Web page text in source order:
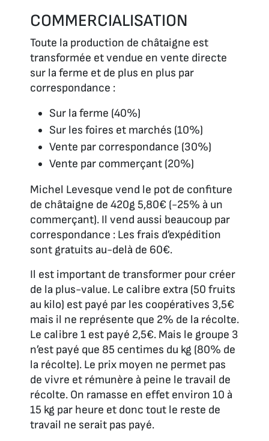
COMMERCIALISATION
Toute la production de châtaigne est
transformée et vendue en vente directe
sur la ferme et de plus en plus par
correspondance :
Sur la ferme (40%)
Sur les foires et marchés (10%)
Vente par correspondance (30%)
Vente par commerçant (20%)
Michel Levesque vend le pot de confiture
de châtaigne de 420g 5,80€ (-25% à un
commerçant). Il vend aussi beaucoup par
correspondance : Les frais d’expédition
sont gratuits au-delà de 60€.
Il est important de transformer pour créer
de la plus-value. Le calibre extra (50 fruits
au kilo) est payé par les coopératives 3,5€
mais il ne représente que 2% de la récolte.
Le calibre 1 est payé 2,5€. Mais le groupe 3
n’est payé que 85 centimes du kg (80% de
la récolte). Le prix moyen ne permet pas
de vivre et rémunère à peine le travail de
récolte. On ramasse en effet environ 10 à
15 kg par heure et donc tout le reste de
travail ne serait pas payé.